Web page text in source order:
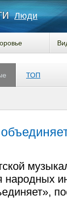
Люди
ТОП
народных